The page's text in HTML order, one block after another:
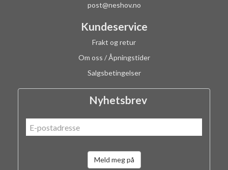
post@neshov.no
Kundeservice
Frakt og retur
Om oss / Åpningstider
Salgsbetingelser
Nyhetsbrev
Meld meg på